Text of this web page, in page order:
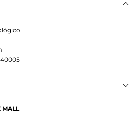
e no calcanhar. De biqueira
MALL